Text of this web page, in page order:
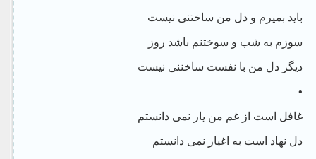
باید بمیرم و دل من ساختنی نیست
سوزم به شب و سوختنم باشد روز
دیگر دل من با نفست ساخننی نیست
•
غافل است از غم من یار نمی دانستم
دل نهاد است به اغیار نمی دانستم